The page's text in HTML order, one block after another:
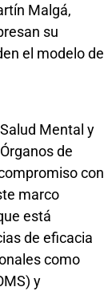
Malgá,
su
el modelo de
Mental y
de
con
marco
está
de eficacia
como
y